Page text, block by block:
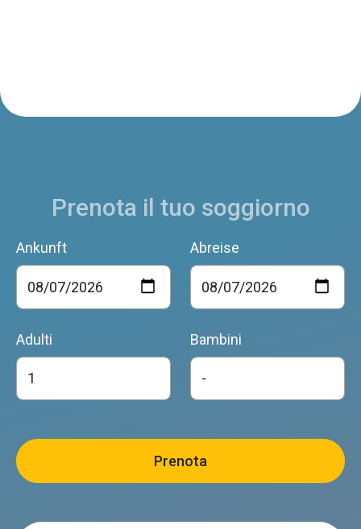
Prenota il tuo soggiorno
Ankunft Abreise
Adulti Bambini